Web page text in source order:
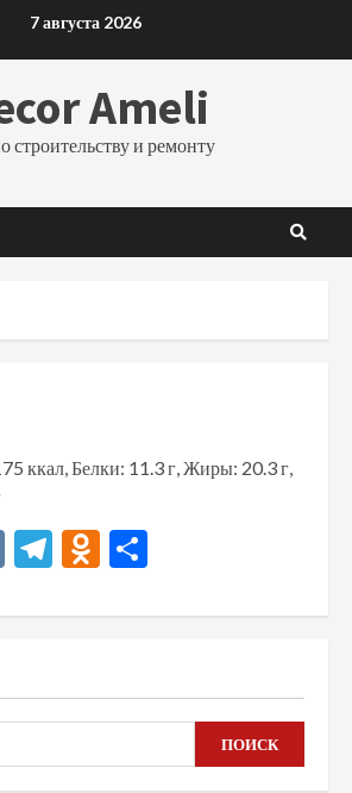
7 августа 2026
Ameli
строительству и ремонту
ккал, Белки: 11.3 г, Жиры: 20.3 г,
VK Telegram
Odnoklassniki
ПОИСК